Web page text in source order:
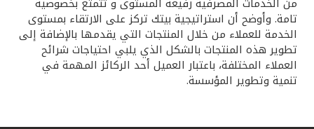
تامة. وأوضح أن استراتيجية بيتك تركز على الارتقاء بمستوى
الخدمة للعملاء من خلال المنتجات التي يقدمها بالإضافة إلى
تطوير هذه المنتجات بالشكل الذي يلبي احتياجات شرائح
العملاء المختلفة، باعتبار العميل أحد الركائز المهمة في
تنمية وتطوير المؤسسة.